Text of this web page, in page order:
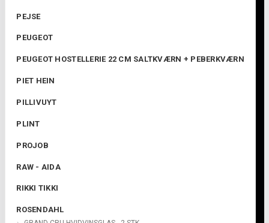
PEJSE
PEUGEOT
PEUGEOT HOSTELLERIE 22 CM SALTKVÆRN + PEBERKVÆRN
PIET HEIN
PILLIVUYT
PLINT
PROJOB
RAW - AIDA
RIKKI TIKKI
ROSENDAHL